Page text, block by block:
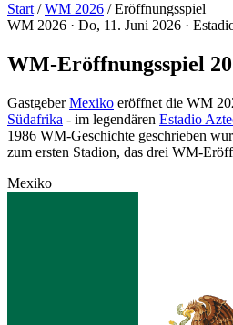
Start /WM 2026 /Eröffnungsspiel
WM 2026 · Do, 11. Juni 2026 ·
WM-Eröffnungsspiel
GastgeberMexiko eröffnet die WM
Südafrika - im legendären Estadio
1986 WM-Geschichte geschrieben
zum ersten Stadion, das drei WM-
Mexiko